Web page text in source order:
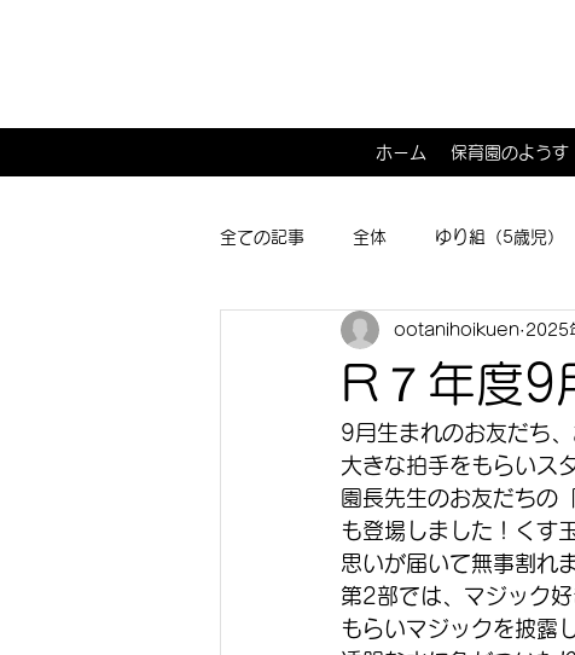
ホーム 保育園のようす
全ての記事 全体 ゆり組（5歳児）
ひよこ１･２組（0･1歳児） 子育
R７年度9
ootanihoikuen 2025
9月生まれのお友だち
大きな拍手をもらいス
園長先生のお友だちの
も登場しました！くす
思いが届いて無事割れ
第2部では、マジック
もらいマジックを披露